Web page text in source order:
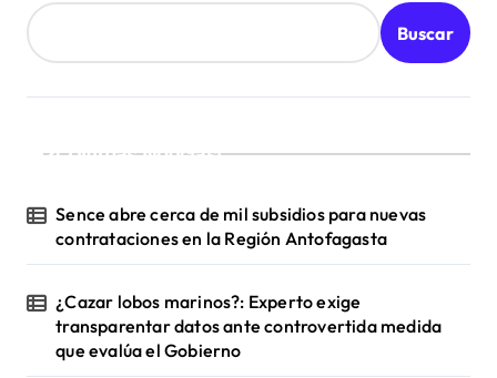
a
d
a
Buscar
¡Ultimas Noticias!
Sence abre cerca de mil subsidios para nuevas
contrataciones en la Región Antofagasta
¿Cazar lobos marinos?: Experto exige
transparentar datos ante controvertida medida
que evalúa el Gobierno